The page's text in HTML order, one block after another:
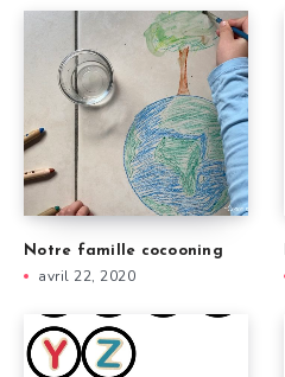
Notre famille cocooning
avril 22, 2020